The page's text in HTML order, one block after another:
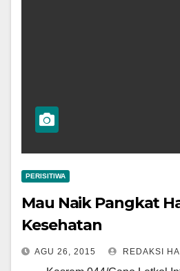
PERISITIWA
Mau Naik Pangkat
Kesehatan
AGU 26, 2015 REDAKSI